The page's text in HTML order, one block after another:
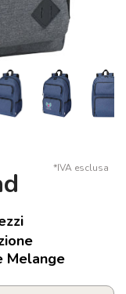
*IVA esclusa
Melange